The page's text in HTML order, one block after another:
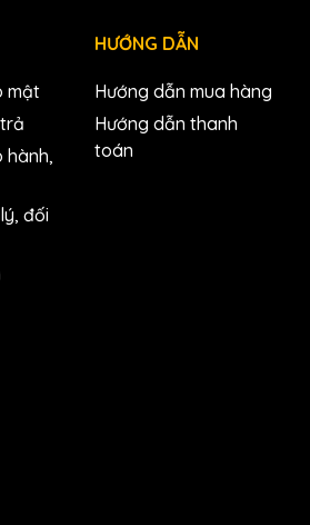
mật
hành,
đối
HƯỚNG DẪN
Hướng dẫn mua hàng
Hướng dẫn thanh
toán